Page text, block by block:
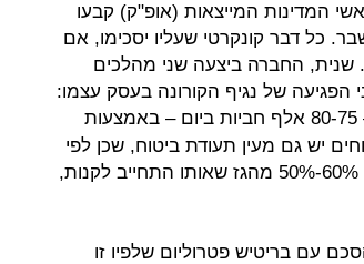
המדינות המייצאות (אופ"ק) קבעו
כל דבר קונקרטי שעליו יסכימו, אם
שנית, החברה ביצעה שני מהלכים
של נגיף הקורונה בעסק עצמו:
של 80% מתפוקת הנפט בים הצפוני – 80-75 אלף חביות ביום – באמצעות
לדלק קידוחים יש גם מעין תעודת ביטוח, שכן לפי
החוזה מול מצרים, הלקוח מחוייב לשלם על 60%-50% מהגז שאותו התחייב לקנות,
עם בריטיש פטרוליום שלפיו זו